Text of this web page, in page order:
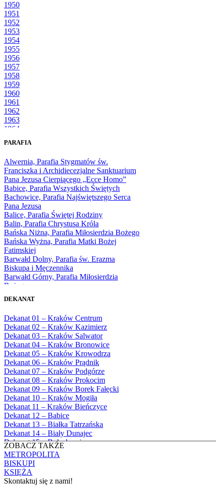
1950
1951
1952
1953
1954
1955
1956
1957
1958
1959
1960
1961
1962
1963
1964
1966
1968
1969
1970
1971
1972
1973
1974
1975
1976
1977
1978
1979
1980
1981
1983
1985
1986
1987
1988
1989
1990
1991
1992
1993
1994
1995
1996
1997
1998
1999
2000
2001
2002
2003
2004
PARAFIA
Alwernia, Parafia Stygmatów św.
Franciszka i Archidiecezjalne Sanktuarium
Pana Jezusa Cierpiącego „Ecce Homo”
Babice, Parafia Wszystkich Świętych
Bachowice, Parafia Najświętszego Serca
Pana Jezusa
Balice, Parafia Świętej Rodziny
Balin, Parafia Chrystusa Króla
Bańska Niżna, Parafia Miłosierdzia Bożego
Bańska Wyżna, Parafia Matki Bożej
Fatimskiej
Barwałd Dolny, Parafia św. Erazma
Biskupa i Męczennika
Barwałd Górny, Parafia Miłosierdzia
Bożego
Bęczarka, Parafia Matki Boskiej
Będkowice, Parafia Najświętszej Maryi
Panny Królowej
Białka Górna, Parafia Matki Bożej
Królowej Rodzin
Białka Tatrzańska, Parafia Świętych
Apostołów Szymona i Judy Tadeusza
Biały Dunajec, Parafia Matki Bożej
Królowej Aniołów
Biały Kościół, Parafia św. Mikołaja
Bibice, Parafia Matki Bożej Nieustającej
Pomocy
Bieńkówka, Parafia Przenajświętszej Trójcy
Biertowice, Parafia Matki Bożej
Różańcowej
Biórków Wielki, Parafia Wniebowzięcia
NMP
Biskupice, Parafia św. Marcina
Bobrek, Parafia Przenajświętszej Trójcy
Bodzanów, Parafia Świętych Apostołów
DEKANAT
Dekanat 01 – Kraków Centrum
Dekanat 02 – Kraków Kazimierz
Dekanat 03 – Kraków Salwator
Dekanat 04 – Kraków Bronowice
Dekanat 05 – Kraków Krowodrza
Dekanat 06 – Kraków Prądnik
Dekanat 07 – Kraków Podgórze
Dekanat 08 – Kraków Prokocim
Dekanat 09 – Kraków Borek Fałęcki
Dekanat 10 – Kraków Mogiła
Dekanat 11 – Kraków Bieńczyce
Dekanat 12 – Babice
Dekanat 13 – Białka Tatrzańska
Dekanat 14 – Biały Dunajec
Dekanat 15 – Bolechowice
Dekanat 16 – Chrzanów
Dekanat 17 – Czarny Dunajec
Dekanat 18 – Czernichów
Dekanat 19 – Dobczyce
ZOBACZ TAKŻE
METROPOLITA
BISKUPI
KSIĘŻA
Skontaktuj się z nami!